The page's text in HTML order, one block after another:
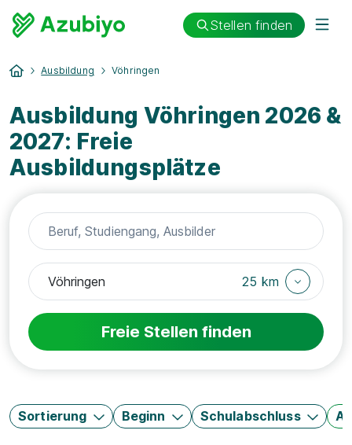
Stellen finden
Ausbildung Vöhringen
Ausbildung Vöhringen 2026 &
2027: Freie
Ausbildungsplätze
25 km
Freie Stellen finden
Sortierung Beginn Schulabschluss